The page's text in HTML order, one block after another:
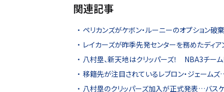
関連記事
ペリカンズがケボン・ルーニーのオプション
レイカーズが昨季先発センターを務めたディア
八村塁、新天地はクリッパーズ！ NBA3チー
移籍先が注目されているレブロン・ジェーム
八村塁のクリッパーズ加入が正式発表…バス